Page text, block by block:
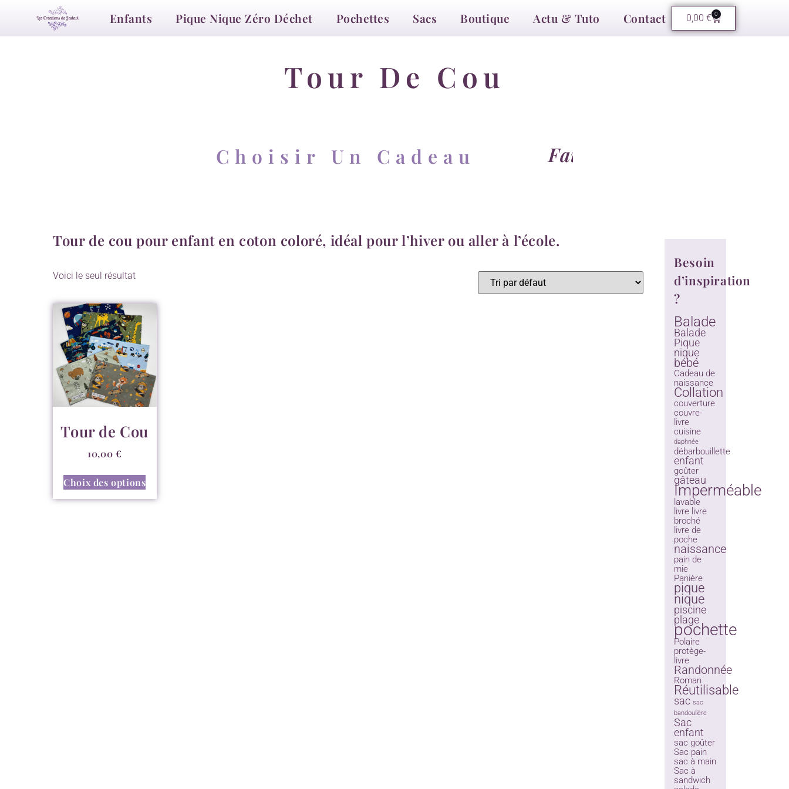
Enfants Pique Nique Zéro Déchet Pochettes Sacs Boutique Actu & Tuto Contact 0,00€ 0
Tour De Cou
Choisir Un Cadeau Fai
Tour de cou pour enfant en coton coloré, idéal pour l’hiver ou aller à l’école.
Voici le seul résultat
Tour de Cou
10,00 €
Choix des options
Besoin
d’inspiration
?
Balade
Balade
Pique
nique
bébé
Cadeau de
naissance
Collation
couverture
couvre-
livre
cuisine
daphnée
débarbouillette
enfant
goûter
gâteau
Imperméable
lavable
livre livre
broché
livre de
poche
naissance
pain de
mie
Panière
pique
nique
piscine
plage
pochette
Polaire
protège-
livre
Randonnée
Roman
Réutilisable
sac sac
bandoulière
Sac
enfant
sac goûter
Sac pain
sac à main
Sac à
sandwich